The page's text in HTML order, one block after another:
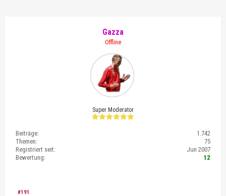
Gazza
Offline
Super Moderator
Beiträge:
1.742
Themen:
75
Registriert seit:
Jun 2007
Bewertung:
12
#191